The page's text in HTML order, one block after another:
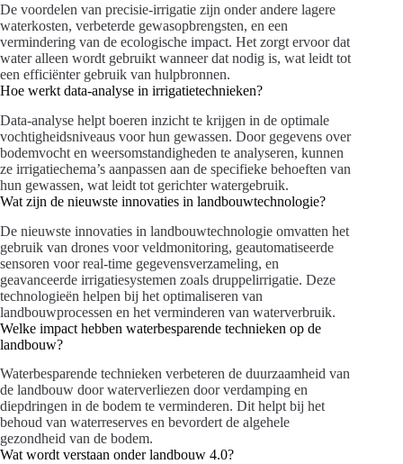
De voordelen van precisie-irrigatie zijn onder andere lagere
waterkosten, verbeterde gewasopbrengsten, en een
vermindering van de ecologische impact. Het zorgt ervoor dat
water alleen wordt gebruikt wanneer dat nodig is, wat leidt tot
een efficiënter gebruik van hulpbronnen.
Hoe werkt data-analyse in irrigatietechnieken?
Data-analyse helpt boeren inzicht te krijgen in de optimale
vochtigheidsniveaus voor hun gewassen. Door gegevens over
bodemvocht en weersomstandigheden te analyseren, kunnen
ze irrigatiechema’s aanpassen aan de specifieke behoeften van
hun gewassen, wat leidt tot gerichter watergebruik.
Wat zijn de nieuwste innovaties in landbouwtechnologie?
De nieuwste innovaties in landbouwtechnologie omvatten het
gebruik van drones voor veldmonitoring, geautomatiseerde
sensoren voor real-time gegevensverzameling, en
geavanceerde irrigatiesystemen zoals druppelirrigatie. Deze
technologieën helpen bij het optimaliseren van
landbouwprocessen en het verminderen van waterverbruik.
Welke impact hebben waterbesparende technieken op de
landbouw?
Waterbesparende technieken verbeteren de duurzaamheid van
de landbouw door waterverliezen door verdamping en
diepdringen in de bodem te verminderen. Dit helpt bij het
behoud van waterreserves en bevordert de algehele
gezondheid van de bodem.
Wat wordt verstaan onder landbouw 4.0?